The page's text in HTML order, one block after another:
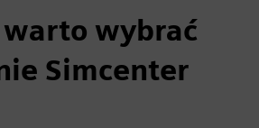
warto wybrać
Simcenter